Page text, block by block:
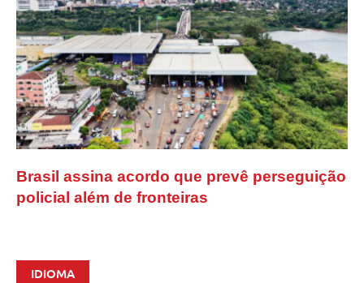
Brasil assina acordo que prevê perseguição
policial além de fronteiras
IDIOMA